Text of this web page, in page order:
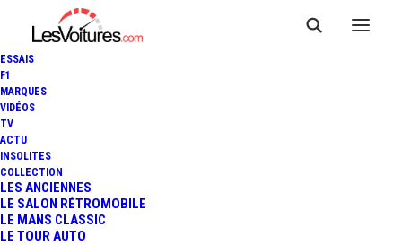
ESSAIS
F1
MARQUES
VIDÉOS
TV
ACTU
INSOLITES
COLLECTION
LES ANCIENNES
LE SALON RÉTROMOBILE
LE MANS CLASSIC
LE TOUR AUTO